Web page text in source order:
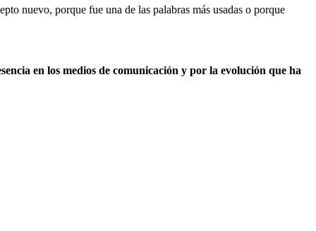
nuevo, porque fue una de las palabras más usadas o porque
en los medios de comunicación y por la evolución que ha